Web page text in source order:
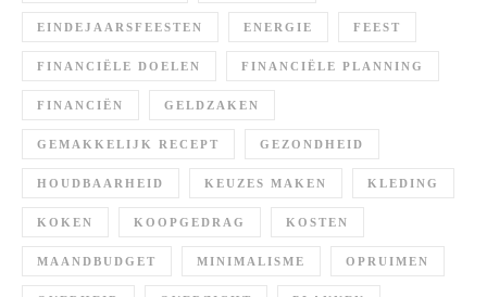
EINDEJAARSFEESTEN ENERGIE FEEST
FINANCIËLE DOELEN FINANCIËLE PLANNING
FINANCIËN GELDZAKEN
GEMAKKELIJK RECEPT GEZONDHEID
HOUDBAARHEID KEUZES MAKEN KLEDING
KOKEN KOOPGEDRAG KOSTEN
MAANDBUDGET MINIMALISME OPRUIMEN